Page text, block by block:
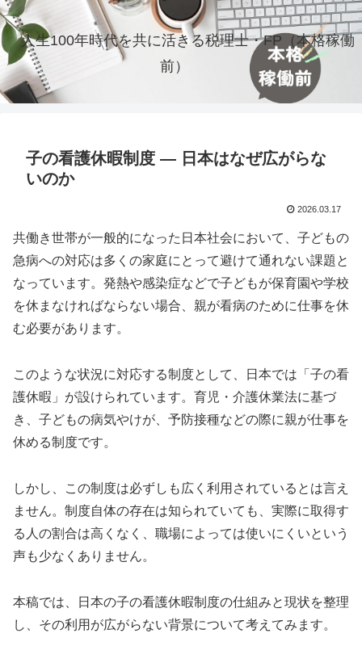
人生100年時代を共に活きる税理士・FP（本格稼働
前）
子の看護休暇制度 ― 日本はなぜ広がらな
いのか
2026.03.17
共働き世帯が一般的になった日本社会において、子どもの
急病への対応は多くの家庭にとって避けて通れない課題と
なっています。発熱や感染症などで子どもが保育園や学校
を休まなければならない場合、親が看病のために仕事を休
む必要があります。
このような状況に対応する制度として、日本では「子の看
護休暇」が設けられています。育児・介護休業法に基づ
き、子どもの病気やけが、予防接種などの際に親が仕事を
休める制度です。
しかし、この制度は必ずしも広く利用されているとは言え
ません。制度自体の存在は知られていても、実際に取得す
る人の割合は高くなく、職場によっては使いにくいという
声も少なくありません。
本稿では、日本の子の看護休暇制度の仕組みと現状を整理
し、その利用が広がらない背景について考えてみます。